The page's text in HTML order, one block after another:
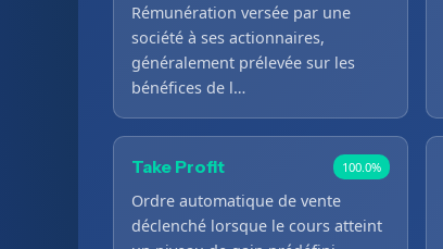
Rémunération versée par une
société à ses actionnaires,
généralement prélevée sur les
bénéfices de l…
Take Profit 100.0%
Ordre automatique de vente
déclenché lorsque le cours atteint